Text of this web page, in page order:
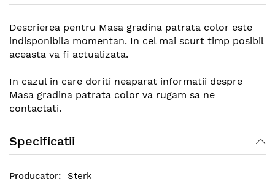
Descrierea pentru Masa gradina patrata color este
indisponibila momentan. In cel mai scurt timp posibil
aceasta va fi actualizata.
In cazul in care doriti neaparat informatii despre
Masa gradina patrata color va rugam sa ne
contactati.
Specificatii
Sterk